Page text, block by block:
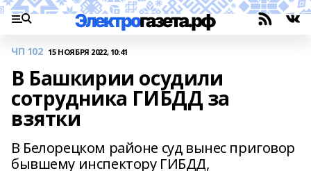
ЧП 102 15 НОЯБРЯ 2022, 10:41
В Башкирии осудили
сотрудника ГИБДД за
взятки
В Белорецком районе суд вынес приговор
бывшему инспектору ГИБДД,